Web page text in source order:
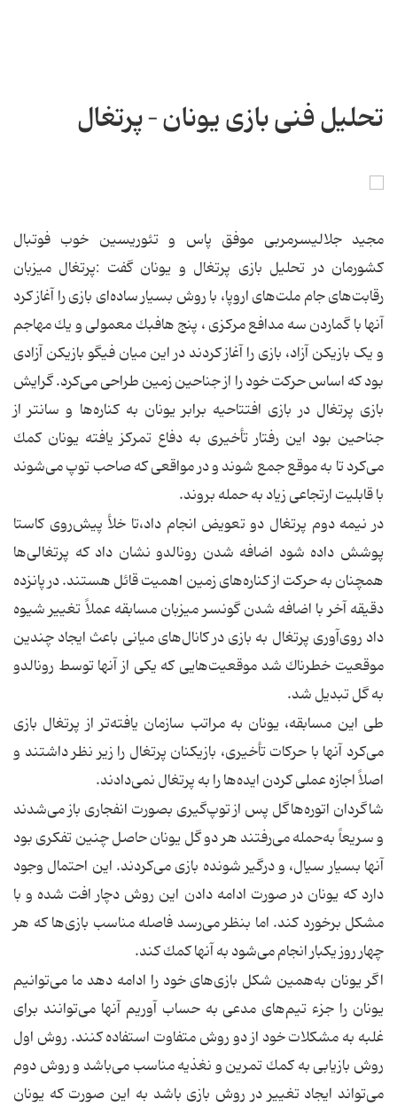
تحلیل فنی بازی یونان – پرتغال
مجید جلالیسرمربی موفق پاس و تئوریسین خوب فوتبال
کشورمان در تحلیل بازی پرتغال و یونان گفت :پرتغال میزبان
رقابت‌های جام ملت‌های اروپا، با روش بسیار ساده‌ای بازی را آغاز كرد
آنها با گماردن سه مدافع مركزی ، پنج هافبك معمولی و یك مهاجم
و یک بازیکن آزاد، بازی را آغاز كردند در این میان فیگو بازیكن آزادی
بود كه اساس حركت خود را از جناحین زمین طراحی می‌‌كرد. گرایش
بازی پرتغال در بازی افتتاحیه برابر یونان به كناره‌ها و سانتر از
جناحین بود این رفتار تأخیری به دفاع تمركز یافته یونان كمك
می‌كرد تا به موقع جمع شوند و در مواقعی كه صاحب توپ می‌شوند
با قابلیت ارتجاعی زیاد به حمله بروند.
در نیمه دوم پرتغال دو تعویض انجام داد،‌تا خلأ پیش‌روی كاستا
پوشش داده شود اضافه شدن رونالدو نشان داد كه پرتغالی‌ها
همچنان به حركت از كناره‌های زمین اهمیت قائل هستند. در پانزده
دقیقه آخر با اضافه شدن گونسر میزبان مسابقه عملاً تغییر شیوه
داد روی‌آوری پرتغال به بازی در كانال‌های میانی باعث ایجاد چندین
موقعیت خطرناك شد موقعیت‌هایی كه یكی از آنها توسط رونالدو
به گل تبدیل شد.
طی این مسابقه، یونان به مراتب سازمان یافته‌تر از پرتغال بازی
می‌كرد آنها با حركات تأخیری، بازیكنان پرتغال را زیر نظر داشتند و
اصلاً اجازه عملی كردن ایده‌ها را به پرتغال نمی‌دادند.
شاگردان اتوره‌هاگل پس از توپ‌گیری بصورت انفجاری باز می‌شدند
و سریعاً به‌حمله می‌رفتند هر دو گل یونان حاصل چنین تفكری بود
آنها بسیار سیال، و درگیر شونده بازی می‌كردند. این احتمال وجود
دارد كه یونان در صورت ادامه دادن این روش دچار افت شده و با
مشكل برخورد كند. اما بنظر می‌رسد فاصله مناسب بازی‌ها كه هر
چهار روز یكبار انجام می‌شود به آنها كمك كند.
اگر یونان به‌همین شكل بازی‌های خود را ادامه دهد ما می‌توانیم
یونان را جزء تیم‌های مدعی به حساب آوریم آنها می‌توانند برای
غلبه به مشكلات خود از دو روش متفاوت استفاده كنند. روش اول
روش بازیابی به كمك تمرین و نغذیه مناسب می‌باشد و روش دوم
می‌تواند ایجاد تغییر در روش بازی باشد به این صورت كه یونان